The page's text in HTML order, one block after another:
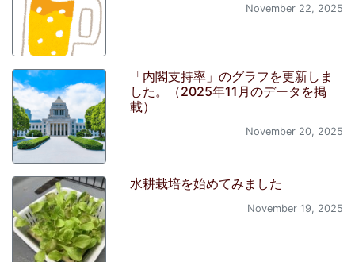
November 22, 2025
「内閣支持率」のグラフを更新しま
した。（2025年11月のデータを掲
載）
November 20, 2025
水耕栽培を始めてみました
November 19, 2025